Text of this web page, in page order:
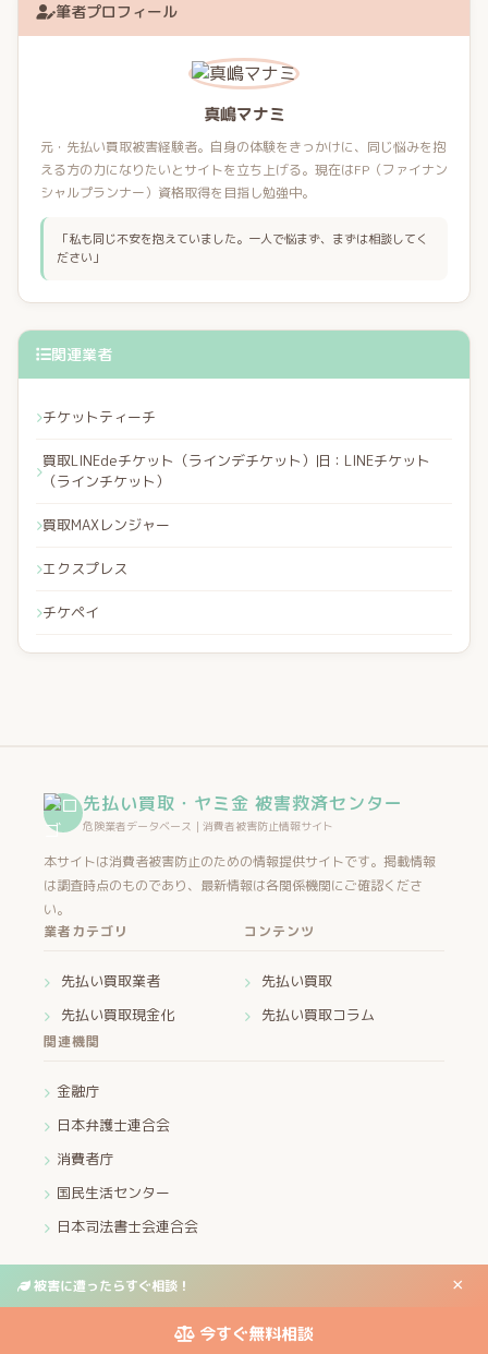
筆者プロフィール
真嶋マナミ
元・先払い買取被害経験者。自身の体験をきっかけに、同じ悩みを抱
える方の力になりたいとサイトを立ち上げる。現在はFP（ファイナン
シャルプランナー）資格取得を目指し勉強中。
「私も同じ不安を抱えていました。一人で悩まず、まずは相談してく
ださい」
関連業者
チケットティーチ
買取LINEdeチケット（ラインデチケット）旧：LINEチケット
（ラインチケット）
買取MAXレンジャー
エクスプレス
チケペイ
先払い買取・ヤミ金 被害救済センター
危険業者データベース｜消費者被害防止情報サイト
本サイトは消費者被害防止のための情報提供サイトです。掲載情報
は調査時点のものであり、最新情報は各関係機関にご確認くださ
い。
業者カテゴリ
先払い買取業者
先払い買取現金化
コンテンツ
先払い買取
先払い買取コラム
関連機関
金融庁
日本弁護士連合会
消費者庁
国民生活センター
日本司法書士会連合会
運営者情報プライバシーポリシーお問い合わせ
© 2026 先払い買取・ヤミ金 被害救済センター All Rights Reserved.
被害に遭ったらすぐ相談！ ×
今すぐ無料相談